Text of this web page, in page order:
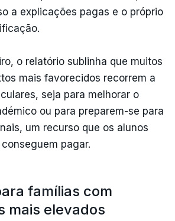
a explicações pagas e o próprio
o relatório sublinha que muitos
mais favorecidos recorrem a
seja para melhorar o
ou para preparem-se para
um recurso que os alunos
pagar.
famílias com
mais elevados